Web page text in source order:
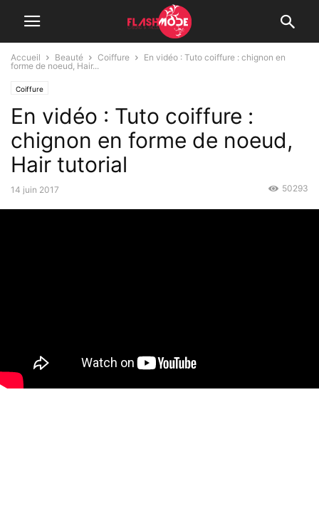
Accueil Beauté Coiffure
En vidéo : Tuto coiffure : chignon en
forme de noeud, Hair...
Coiffure
En vidéo : Tuto coiffure :
chignon en forme de noeud,
Hair tutorial
14 juin 2017 50293